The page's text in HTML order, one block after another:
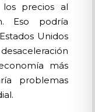
precios al
Eso podría
Unidos
más
problemas